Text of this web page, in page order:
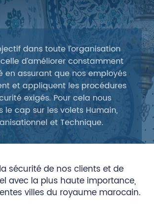
dans toute l’organisation
celle d’améliorer constamment
en assurant que nos employés
et appliquent les procédures
exigés. Pour cela nous
le cap sur les volets Humain,
et Technique.
sécurité de nos clients et de
avec la plus haute importance,
villes du royaume marocain.